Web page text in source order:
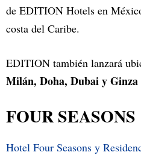
de EDITION Hotels en
costa del Caribe.
EDITION también lanzará
Milán, Doha, Dubai y Ginza
FOUR SEASONS
Hotel Four Seasons y